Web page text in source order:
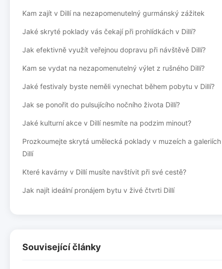
Kam zajít v Dillí na nezapomenutelný gurmánský zážitek
Jaké skryté poklady vás čekají při prohlídkách v Dillí?
Jak efektivně využít veřejnou dopravu při návštěvě Dillí?
Kam se vydat na nezapomenutelný výlet z rušného Dillí?
Jaké festivaly byste neměli vynechat během pobytu v Dillí?
Jak se ponořit do pulsujícího nočního života Dillí?
Jaké kulturní akce v Dillí nesmíte na podzim minout?
Prozkoumejte skrytá umělecká poklady v muzeích a galeriích
Dillí
Které kavárny v Dillí musíte navštívit při své cestě?
Jak najít ideální pronájem bytu v živé čtvrti Dillí
Související články